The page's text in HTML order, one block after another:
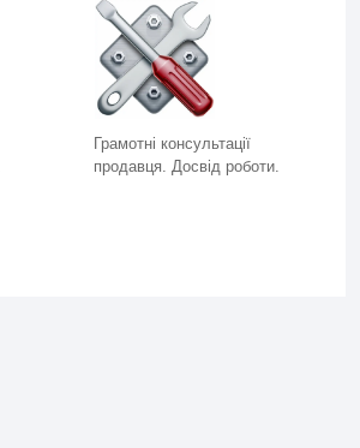
Грамотні консультації
продавця. Досвід роботи.